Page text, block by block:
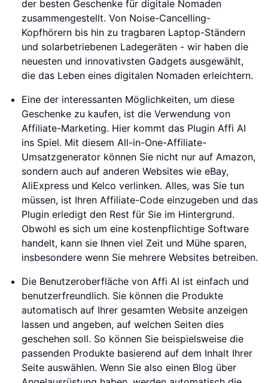
der besten Geschenke für digitale Nomaden
zusammengestellt. Von Noise-Cancelling-
Kopfhörern bis hin zu tragbaren Laptop-Ständern
und solarbetriebenen Ladegeräten - wir haben die
neuesten und innovativsten Gadgets ausgewählt,
die das Leben eines digitalen Nomaden erleichtern.
Eine der interessanten Möglichkeiten, um diese
Geschenke zu kaufen, ist die Verwendung von
Affiliate-Marketing. Hier kommt das Plugin Affi AI
ins Spiel. Mit diesem All-in-One-Affiliate-
Umsatzgenerator können Sie nicht nur auf Amazon,
sondern auch auf anderen Websites wie eBay,
AliExpress und Kelco verlinken. Alles, was Sie tun
müssen, ist Ihren Affiliate-Code einzugeben und das
Plugin erledigt den Rest für Sie im Hintergrund.
Obwohl es sich um eine kostenpflichtige Software
handelt, kann sie Ihnen viel Zeit und Mühe sparen,
insbesondere wenn Sie mehrere Websites betreiben.
Die Benutzeroberfläche von Affi AI ist einfach und
benutzerfreundlich. Sie können die Produkte
automatisch auf Ihrer gesamten Website anzeigen
lassen und angeben, auf welchen Seiten dies
geschehen soll. So können Sie beispielsweise die
passenden Produkte basierend auf dem Inhalt Ihrer
Seite auswählen. Wenn Sie also einen Blog über